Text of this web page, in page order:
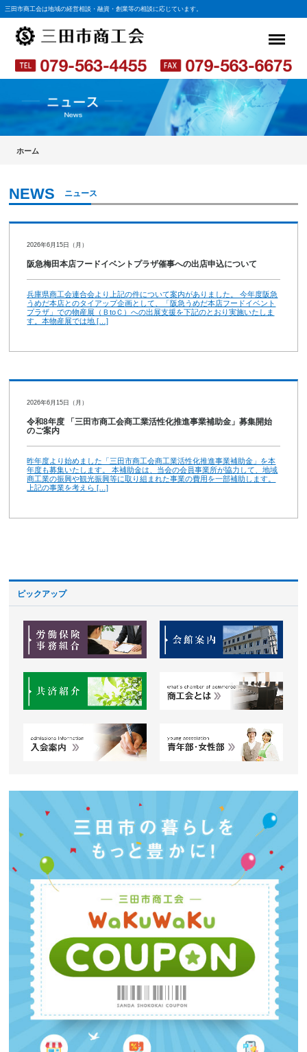
三田市商工会は地域の経営相談・融資・創業等の相談に応じています。
ホーム
ニュース
2026年6月15日（月）
阪急梅田本店フードイベントプラザ催事への出店申込について
兵庫県商工会連合会より上記の件について案内がありました。 今年度阪急
うめだ本店とのタイアップ企画として、「阪急うめだ本店フードイベント
プラザ」での物産展（ＢtoＣ）への出展支援を下記のとおり実施いたしま
す。本物産展では地 […]
2026年6月15日（月）
令和8年度 「三田市商工会商工業活性化推進事業補助金」募集開始
のご案内
昨年度より始めました「三田市商工会商工業活性化推進事業補助金」を本
年度も募集いたします。 本補助金は、当会の会員事業所が協力して、地域
商工業の振興や観光振興等に取り組まれた事業の費用を一部補助します。
上記の事業を考えら […]
ピックアップ